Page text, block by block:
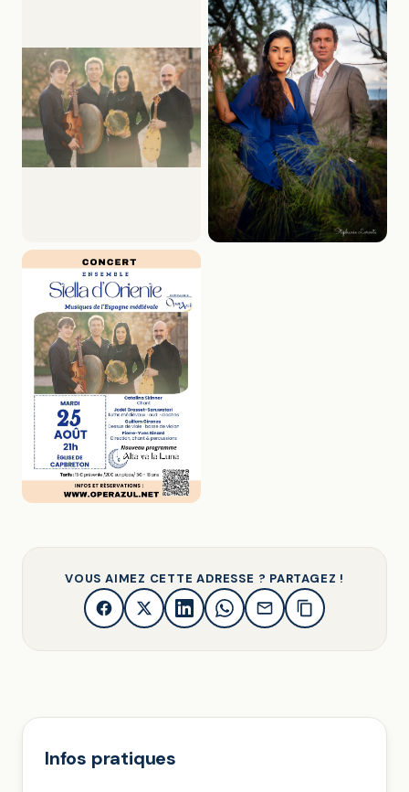
VOUS AIMEZ CETTE ADRESSE ? PARTAGEZ !
Infos pratiques